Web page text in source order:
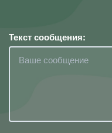
Текст сообщения: